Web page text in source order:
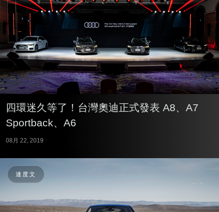
四環迷久等了！台灣奧迪正式發表 A8、A7
Sportback、A6
08月 22, 2019
速度文